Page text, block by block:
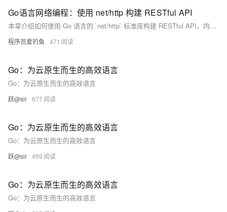
Go语言网络编程：使用 net/http 构建 RESTful API
本章介绍如何使用 Go 语言的 `net/http` 标准库构建 RESTful API。内容涵盖 RESTful API 的基本概念及规范，包括 GET、POST、PUT 和 DELETE 方法的实现。通过定义用户数据结构和模拟数据库，逐步实现获取用户列表、创建用户、更新用户、删除用户的 HTTP 路由处理函数。同时提供辅助函数用于路径参数解析，并展示如何设置路由器启动服务。最后通过 curl 或 Postman 测试接口功能。章节总结了路由分发、JSON 编解码、方法区分、并发安全管理和路径参数解析等关键点，为更复杂需求推荐第三方框架如 Gin、Echo 和 Chi。
程序员爱钓鱼 471
Go：为云原生而生的高效语言
Go：为云原生而生的高效语言
跃@sir 677
Go：为云原生而生的高效语言
Go：为云原生而生的高效语言
跃@sir 499
Go：为云原生而生的高效语言
Go：为云原生而生的高效语言